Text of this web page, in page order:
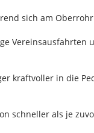
sich am
Vereinsausfahrten
kraftvoller in die
schneller als je